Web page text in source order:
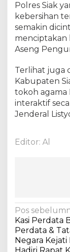
d
a
h
d
a
B
a
g
i
t
B
a
n
s
Polres Siak
kebersihan
semakin
menciptakan
Aseng
Terlihat juga
Kabupaten
tokoh agama
interaktif
Jenderal
Editor: Al
N
a
v
Pos
Kasi Perdata
Perdata &
Negara Kejati